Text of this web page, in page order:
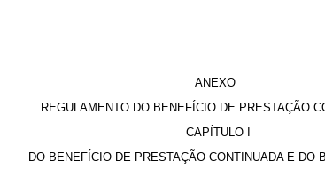
ANEXO
REGULAMENTO DO BENEFÍCIO DE PRESTAÇÃO
CAPÍTULO I
DO BENEFÍCIO DE PRESTAÇÃO CONTINUADA E DO